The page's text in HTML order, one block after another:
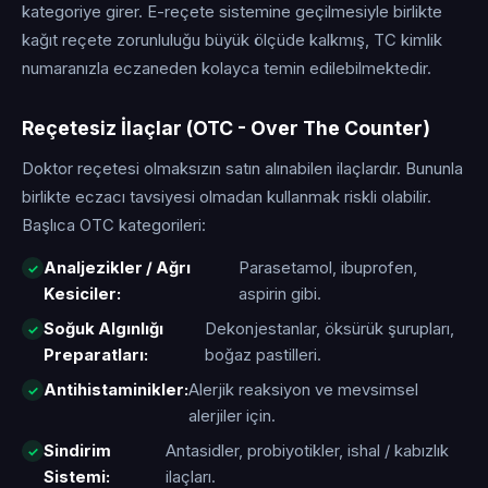
kategoriye girer. E-reçete sistemine geçilmesiyle birlikte
kağıt reçete zorunluluğu büyük ölçüde kalkmış, TC kimlik
numaranızla eczaneden kolayca temin edilebilmektedir.
Reçetesiz İlaçlar (OTC - Over The Counter)
Doktor reçetesi olmaksızın satın alınabilen ilaçlardır. Bununla
birlikte eczacı tavsiyesi olmadan kullanmak riskli olabilir.
Başlıca OTC kategorileri:
Analjezikler / Ağrı
Kesiciler:
Parasetamol, ibuprofen,
aspirin gibi.
Soğuk Algınlığı
Preparatları:
Dekonjestanlar, öksürük şurupları,
boğaz pastilleri.
Antihistaminikler:Alerjik reaksiyon ve mevsimsel
alerjiler için.
Sindirim
Sistemi:
Antasidler, probiyotikler, ishal / kabızlık
ilaçları.